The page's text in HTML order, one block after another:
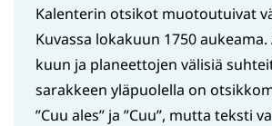
Kalenterin otsikot muotoutuivat
Kuvassa lokakuun 1750
kuun ja planeettojen välisiä
sarakkeen yläpuolella on
”Cuu ales” ja ”Cuu”, mutta teksti